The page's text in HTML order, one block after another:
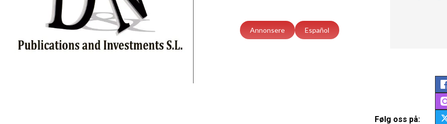
Annonsere Español
Følg oss på: